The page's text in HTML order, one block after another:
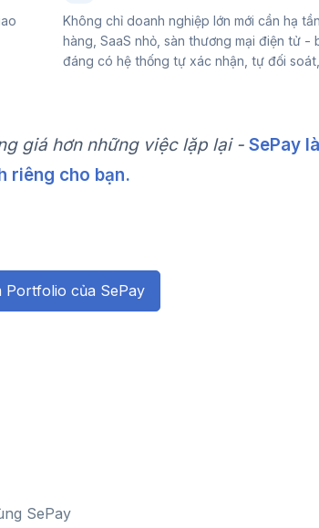
Không chỉ doanh nghiệp lớn mới cần hạ
hàng, SaaS nhỏ, sàn thương mại điện tử
đáng có hệ thống tự xác nhận, tự đối
giá hơn những việc lặp lại - SePay
riêng cho bạn.
Portfolio của SePay
SePay